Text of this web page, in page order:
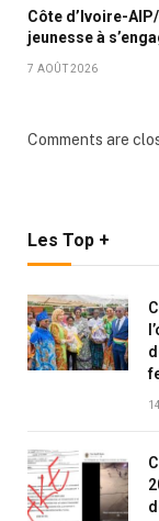
Côte d’Ivoire-
jeunesse à
7 AOÛT 2026
Comments are
Les Top +